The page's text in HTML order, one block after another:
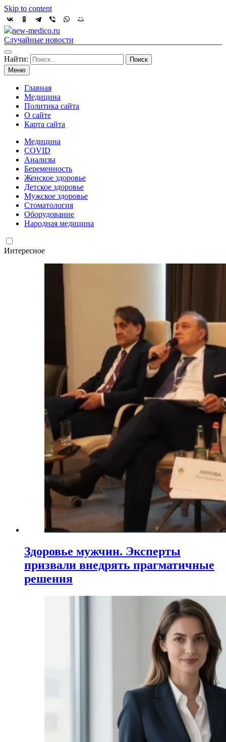
Skip to content
new-medico.ru
Случайные новости
Найти:
Меню
Главная
Медицина
Политика сайта
О сайте
Карта сайта
Медицина
COVID
Анализы
Беременность
Женское здоровье
Детское здоровье
Мужское здоровье
Стоматология
Оборудование
Народная медицина
Интересное
Здоровье мужчин. Эксперты
призвали внедрять прагматичные
решения